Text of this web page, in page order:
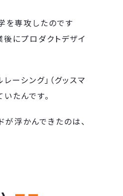
を専攻したのです
にプロダクトデザイ
ーシング」（グッスマ
たんです。
が浮かんできたのは、